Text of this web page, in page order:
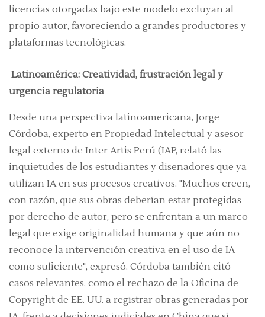
licencias otorgadas bajo este modelo excluyan al
propio autor, favoreciendo a grandes productores y
plataformas tecnológicas.
Latinoamérica: Creatividad, frustración legal y
urgencia regulatoria
Desde una perspectiva latinoamericana, Jorge
Córdoba, experto en Propiedad Intelectual y asesor
legal externo de Inter Artis Perú (IAP, relató las
inquietudes de los estudiantes y diseñadores que ya
utilizan IA en sus procesos creativos. "Muchos creen,
con razón, que sus obras deberían estar protegidas
por derecho de autor, pero se enfrentan a un marco
legal que exige originalidad humana y que aún no
reconoce la intervención creativa en el uso de IA
como suficiente", expresó. Córdoba también citó
casos relevantes, como el rechazo de la Oficina de
Copyright de EE. UU. a registrar obras generadas por